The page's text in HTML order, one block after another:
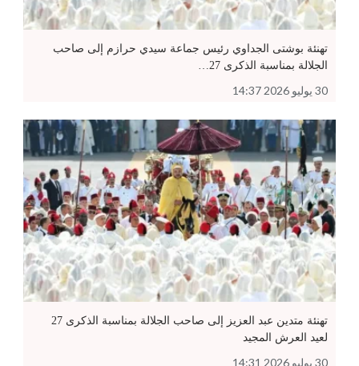
تهنئة بوشتى الجداوي رئيس جماعة سيدي حرازم إلى صاحب
الجلالة بمناسبة الذكرى 27…
30 يوليو 2026 14:37
تهنئة متدين عبد العزيز إلى صاحب الجلالة بمناسبة الذكرى 27
لعيد العرش المجيد
30 يوليو 2026 14:31